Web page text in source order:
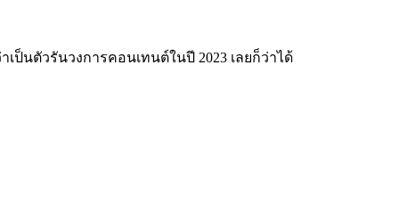
เป็นตัวรันวงการคอนเทนต์ในปี 2023 เลยก็ว่าได้